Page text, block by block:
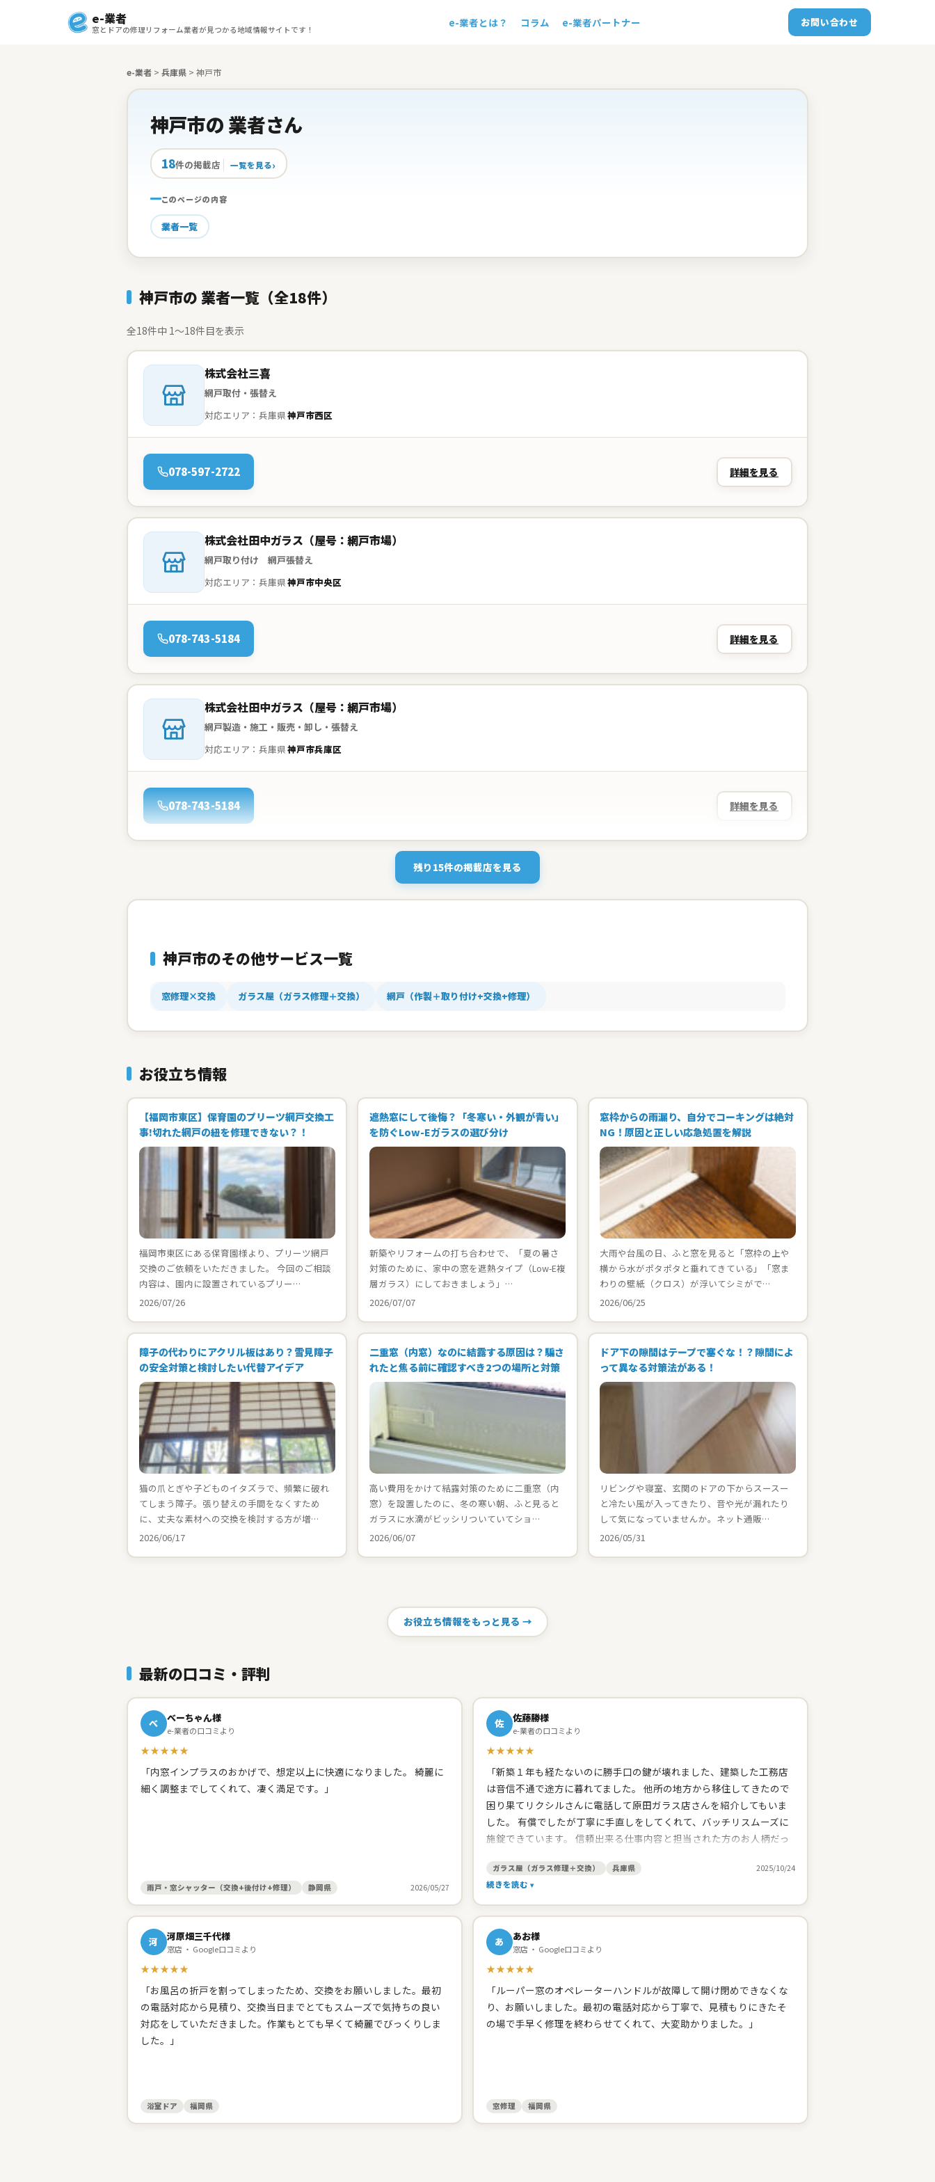
e-業者
窓とドアの修理リフォーム業者が見つかる地域情報サイトです！
e-業者とは？ コラム e-業者パートナー お問い合わせ
e-業者 > 兵庫県 > 神戸市
神戸市の 業者さん
18件の掲載店 一覧を見る
このページの内容
業者一覧
神戸市の 業者一覧（全18件）
全18件中 1〜18件目を表示
会社名：
株式会社三喜
網戸取付・張替え
対応エリア：兵庫県神戸市西区
電話：
078-597-2722 詳細を見る
会社名：
株式会社田中ガラス（屋号：網戸市場）
網戸取り付け 網戸張替え
対応エリア：兵庫県神戸市中央区
電話：
078-743-5184 詳細を見る
会社名：
株式会社田中ガラス（屋号：網戸市場）
網戸製造・施工・販売・卸し・張替え
対応エリア：兵庫県神戸市兵庫区
電話：
078-743-5184 詳細を見る
残り15件の掲載店を見る
神戸市のその他サービス一覧
窓修理×交換 ガラス屋（ガラス修理＋交換） 網戸（作製＋取り付け+交換+修理）
お役立ち情報
【福岡市東区】保育園のプリーツ網戸交換工
事!切れた網戸の紐を修理できない？！
福岡市東区にある保育園様より、プリーツ網戸
交換のご依頼をいただきました。 今回のご相談
内容は、園内に設置されているプリー…
2026/07/26
遮熱窓にして後悔？「冬寒い・外観が青い」
を防ぐLow-Eガラスの選び分け
新築やリフォームの打ち合わせで、「夏の暑さ
対策のために、家中の窓を遮熱タイプ（Low-E複
層ガラス）にしておきましょう」…
2026/07/07
窓枠からの雨漏り、自分でコーキングは絶対
NG！原因と正しい応急処置を解説
大雨や台風の日、ふと窓を見ると「窓枠の上や
横から水がポタポタと垂れてきている」「窓ま
わりの壁紙（クロス）が浮いてシミがで…
2026/06/25
障子の代わりにアクリル板はあり？雪見障子
の安全対策と検討したい代替アイデア
猫の爪とぎや子どものイタズラで、頻繁に破れ
てしまう障子。張り替えの手間をなくすため
に、丈夫な素材への交換を検討する方が増…
2026/06/17
二重窓（内窓）なのに結露する原因は？騙さ
れたと焦る前に確認すべき2つの場所と対策
高い費用をかけて結露対策のために二重窓（内
窓）を設置したのに、冬の寒い朝、ふと見ると
ガラスに水滴がビッシリついていてショ…
2026/06/07
ドア下の隙間はテープで塞ぐな！？隙間によ
って異なる対策法がある！
リビングや寝室、玄関のドアの下からスースー
と冷たい風が入ってきたり、音や光が漏れたり
して気になっていませんか。ネット通販…
2026/05/31
お役立ち情報をもっと見る →
最新の口コミ・評判
べ べーちゃん様
e-業者の口コミより
★★★★★
「内窓インプラスのおかげで、想定以上に快適になりました。 綺麗に
細く調整までしてくれて、凄く満足です。」
雨戸・窓シャッター（交換+後付け+修理） 静岡県 2026/05/27
佐 佐藤勝様
e-業者の口コミより
★★★★★
「新築１年も経たないのに勝手口の鍵が壊れました、建築した工務店
は音信不通で途方に暮れてました。 他所の地方から移住してきたので
困り果てリクシルさんに電話して原田ガラス店さんを紹介してもいま
した。 有償でしたが丁寧に手直しをしてくれて、バッチリスムーズに
施錠できています。 信頼出来る仕事内容と担当された方のお人柄だっ
頂きました。開け締めの調子の悪いとこも相談すると丁寧に見てくれ
ました。 建築した工務店みたいに手抜きはしない、しっかりと仕事を
してくれます。 台所シンクのことも対応してくれるし。心強いお店だ
ガラス屋（ガラス修理＋交換） 兵庫県 2025/10/24
続きを読む
河 河原畑三千代様
窓店 ・ Google口コミより
★★★★★
「お風呂の折戸を割ってしまったため、交換をお願いしました。最初
の電話対応から見積り、交換当日までとてもスムーズで気持ちの良い
対応をしていただきました。作業もとても早くて綺麗でびっくりしま
した。」
浴室ドア 福岡県
あ あお様
窓店 ・ Google口コミより
★★★★★
「ルーパー窓のオペレーターハンドルが故障して開け閉めできなくな
り、お願いしました。最初の電話対応から丁寧で、見積もりにきたそ
の場で手早く修理を終わらせてくれて、大変助かりました。」
窓修理 福岡県